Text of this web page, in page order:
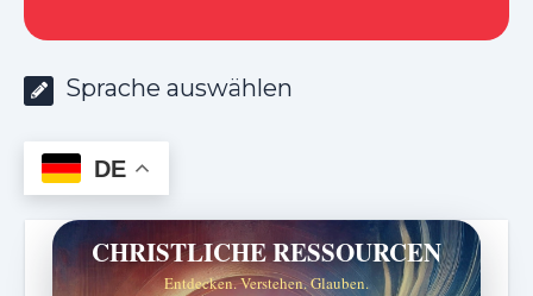
Sprache auswählen
DE
CHRISTLICHE RESSOURCEN
Entdecken. Verstehen. Glauben.